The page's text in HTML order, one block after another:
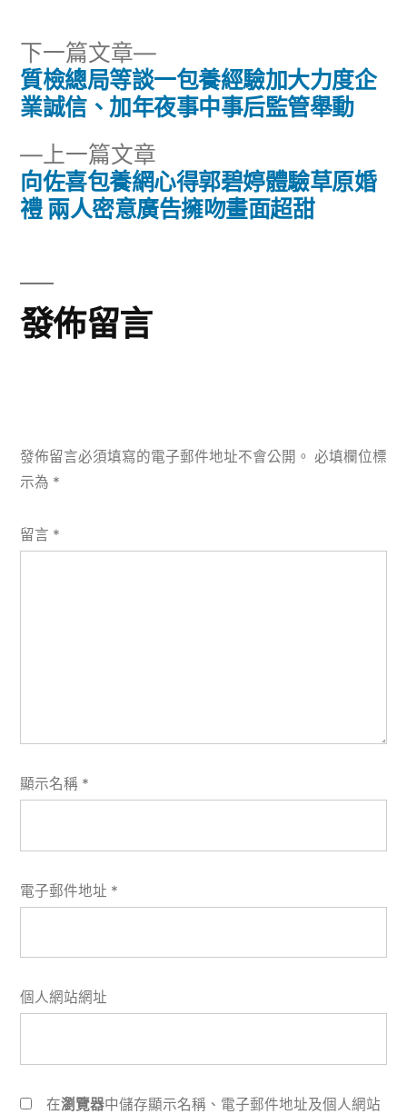
文
導
覽
上一篇文章
一
篇
向佐喜包養網心得郭碧婷體驗草原婚
禮 兩人密意廣告擁吻畫面超甜
下一篇文章
下
一
篇
質檢總局等談一包養經驗加大力度企
業誠信、加年夜事中事后監管舉動
發佈留言
發佈留言必須填寫的電子郵件地址不會公開。 必填欄位標
示為 *
留言 *
顯示名稱 *
電子郵件地址 *
個人網站網址
在瀏覽器中儲存顯示名稱、電子郵件地址及個人網站